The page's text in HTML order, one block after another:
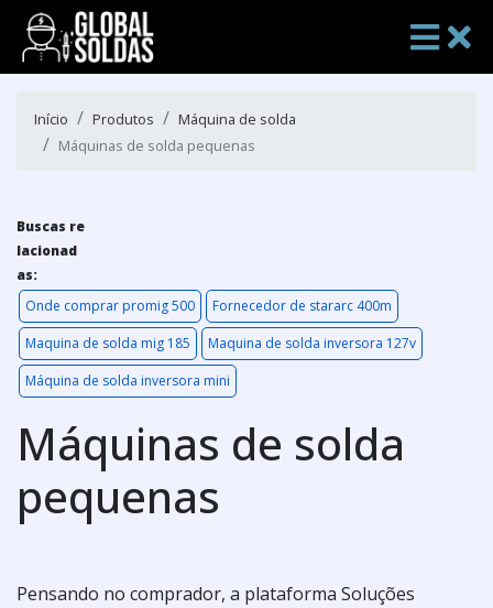
Início Produtos
Máquina de solda
Máquinas de solda pequenas
Buscas re
lacionad
as:
Onde comprar promig 500
Fornecedor de stararc 400m
Maquina de solda mig 185
Maquina de solda inversora 127v
Máquina de solda inversora mini
Máquinas de solda
pequenas
Pensando no comprador, a plataforma Soluções